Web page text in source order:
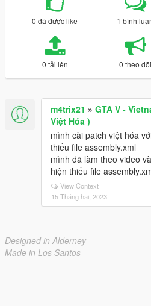
0 đã được like 1 bình
0 tải lên 0 theo dõi
m4trix21 » GTA V -
Việt Hóa )
mình cài patch việt hóa
thiếu file assembly.xml
mình đã làm theo video
hiện thiếu file
View Context
15 Tháng hai, 2023
Designed in Alderney
Made in Los Santos